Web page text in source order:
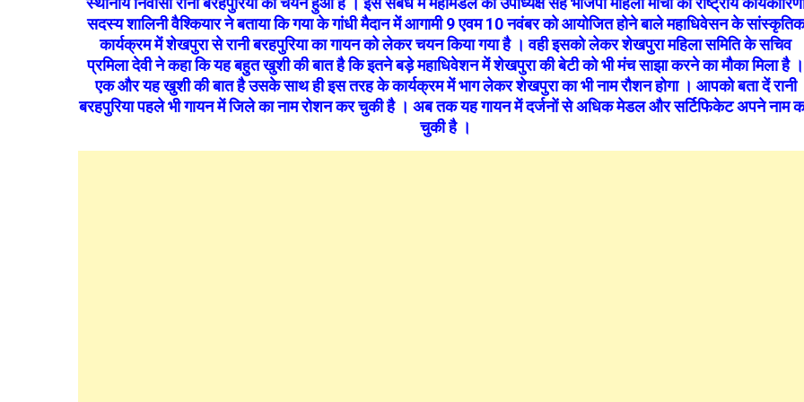
सदस्य शालिनी वैश्कियार ने बताया कि गया के गांधी मैदान में आगामी 9 एवम 10 नवंबर को आयोजित होने बाले महाधिवेसन के सांस्कृतिक
कार्यक्रम में शेखपुरा से रानी बरहपुरिया का गायन को लेकर चयन किया गया है । वही इसको लेकर शेखपुरा महिला समिति के सचिव
प्रमिला देवी ने कहा कि यह बहुत खुशी की बात है कि इतने बड़े महाधिवेशन में शेखपुरा की बेटी को भी मंच साझा करने का मौका मिला है ।
एक और यह खुशी की बात है उसके साथ ही इस तरह के कार्यक्रम में भाग लेकर शेखपुरा का भी नाम रौशन होगा । आपको बता दें रानी
बरहपुरिया पहले भी गायन में जिले का नाम रोशन कर चुकी है । अब तक यह गायन में दर्जनों से अधिक मेडल और सर्टिफिकेट अपने नाम
चुकी है ।